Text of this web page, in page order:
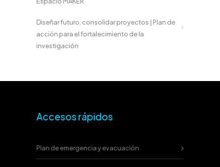
Diseñar futuro, consolidar proyectos | Plan de
acción para el fortalecimiento de la
investigación
Accesos rápidos
Plan de emergencia y evacuación